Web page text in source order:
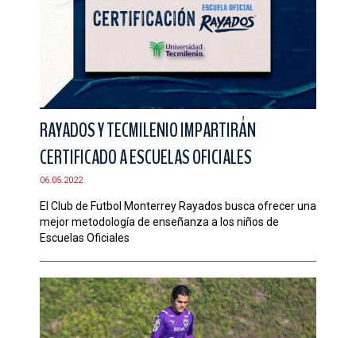
RAYADOS Y TECMILENIO IMPARTIRÁN
CERTIFICADO A ESCUELAS OFICIALES
06.05.2022
El Club de Futbol Monterrey Rayados busca ofrecer una
mejor metodología de enseñanza a los niños de
Escuelas Oficiales